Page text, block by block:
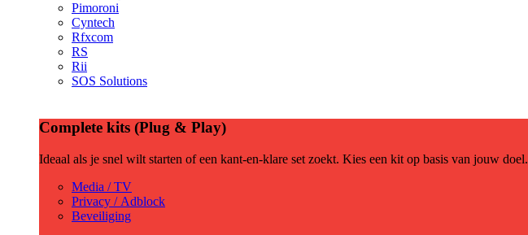
Pimoroni
Cyntech
Rfxcom
RS
Rii
SOS Solutions
Complete kits (Plug & Play)
Ideaal als je snel wilt starten of een kant-en-klare set zoekt. Kies een kit op basis van jouw doel.
Media / TV
Privacy / Adblock
Beveiliging